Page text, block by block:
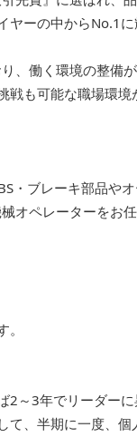
ヤーの中からNo.1に
、働く環境の整備
戦も可能な職場環境
・ブレーキ部品や
オペレーターをお
2～3年でリーダー
て、半期に一度、個